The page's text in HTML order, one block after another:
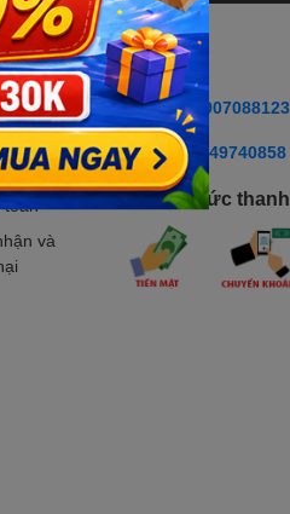
toán
và
HOTLINE
Mua hàng: 0907088123
Kỹ thuật : :0349740858
Phương thức